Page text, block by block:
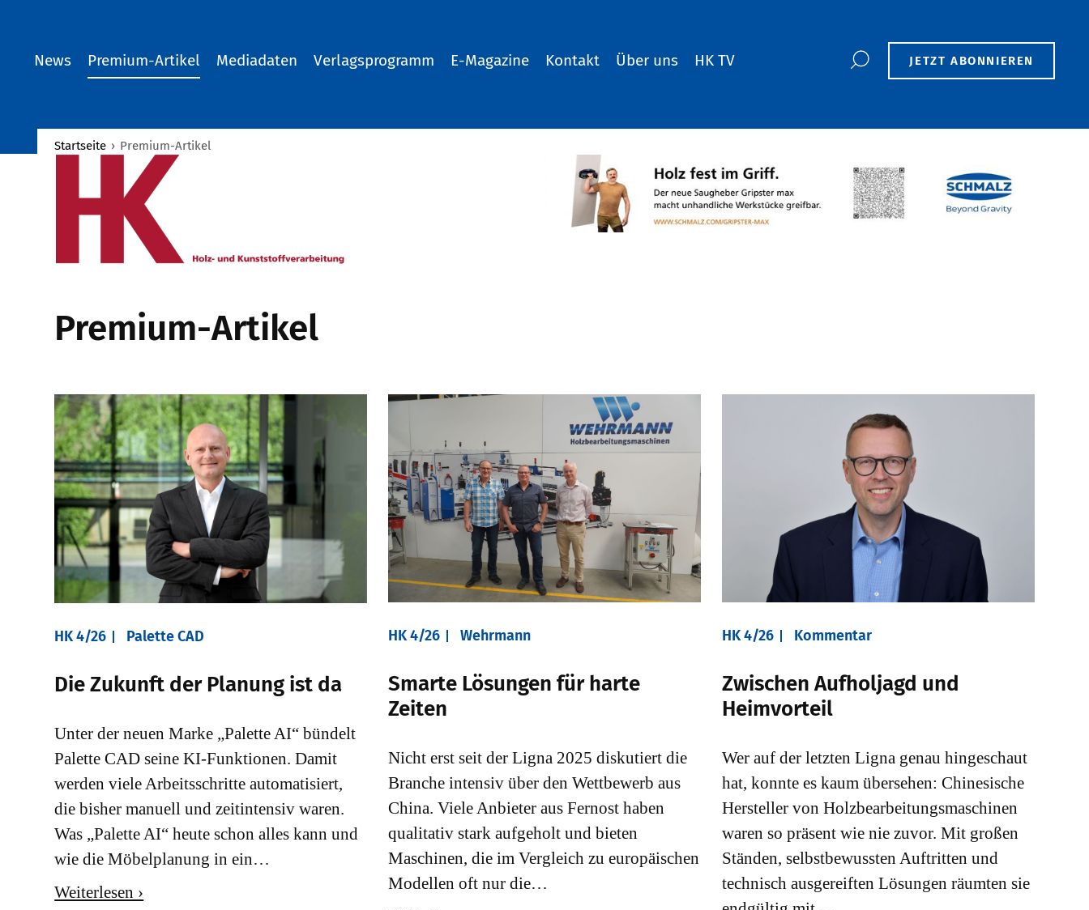
News Premium-Artikel Mediadaten Verlagsprogramm E-Magazine Kontakt Über uns HK TV JETZT ABONNIEREN
Startseite › Premium-Artikel
Premium-Artikel
HK 4/26 Palette CAD
Die Zukunft der Planung ist da
Unter der neuen Marke „Palette AI“ bündelt
Palette CAD seine KI-Funktionen. Damit
werden viele Arbeitsschritte automatisiert,
die bisher manuell und zeitintensiv waren.
Was „Palette AI“ heute schon alles kann und
wie die Möbelplanung in ein…
Weiterlesen ›
HK 4/26 Wehrmann
Smarte Lösungen für harte
Zeiten
Nicht erst seit der Ligna 2025 diskutiert die
Branche intensiv über den Wettbewerb aus
China. Viele Anbieter aus Fernost haben
qualitativ stark aufgeholt und bieten
Maschinen, die im Vergleich zu europäischen
Modellen oft nur die…
HK 4/26 Kommentar
Zwischen Aufholjagd und
Heimvorteil
Wer auf der letzten Ligna genau hingeschaut
hat, konnte es kaum übersehen: Chinesische
Hersteller von Holzbearbeitungsmaschinen
waren so präsent wie nie zuvor. Mit großen
Ständen, selbstbewussten Auftritten und
technisch ausgereiften Lösungen räumten sie